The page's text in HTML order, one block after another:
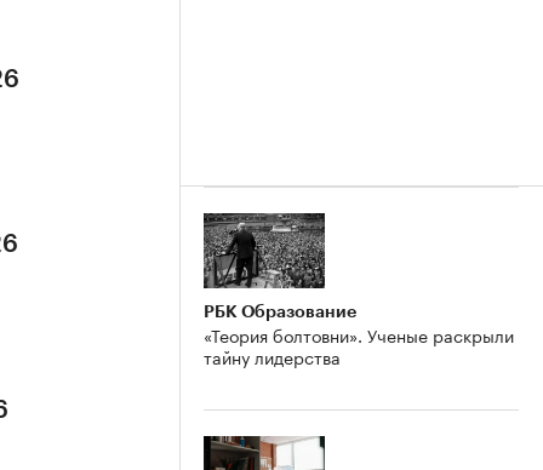
РБК Образование
«Теория болтовни». Ученые раскрыли
тайну лидерства